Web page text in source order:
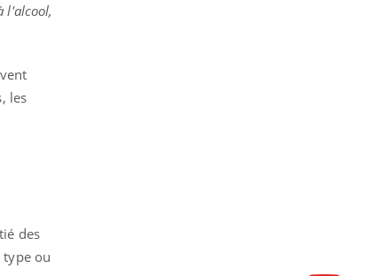
l'alcool,
les
des
type ou